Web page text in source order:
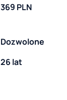
369 PLN
Dozwolone
26 lat